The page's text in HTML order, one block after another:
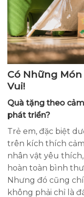
Có Những
Vui!
Quà tặng theo
phát triển?
Trẻ em, đặc biệt
trên kích thích
nhân vật yêu
hoàn toàn bình
Nhưng đó cũng
không phải chỉ là